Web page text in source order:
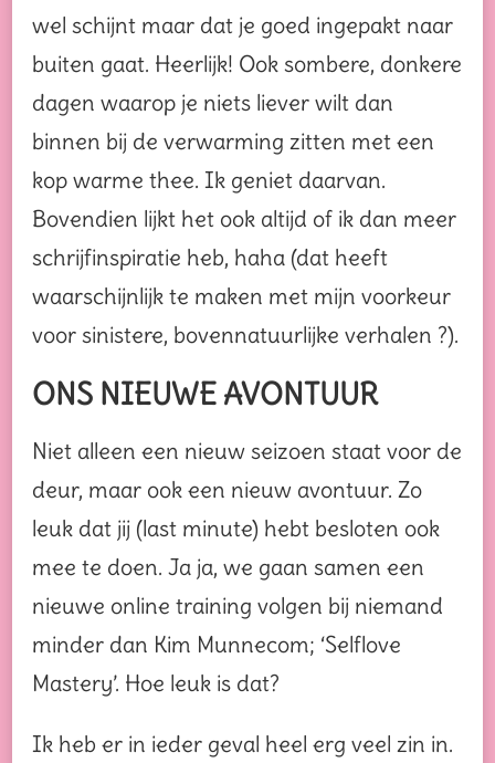
wel schijnt maar dat je goed ingepakt naar
buiten gaat. Heerlijk! Ook sombere, donkere
dagen waarop je niets liever wilt dan
binnen bij de verwarming zitten met een
kop warme thee. Ik geniet daarvan.
Bovendien lijkt het ook altijd of ik dan meer
schrijfinspiratie heb, haha (dat heeft
waarschijnlijk te maken met mijn voorkeur
voor sinistere, bovennatuurlijke verhalen ?).
ONS NIEUWE AVONTUUR
Niet alleen een nieuw seizoen staat voor de
deur, maar ook een nieuw avontuur. Zo
leuk dat jij (last minute) hebt besloten ook
mee te doen. Ja ja, we gaan samen een
nieuwe online training volgen bij niemand
minder dan Kim Munnecom; ‘Selflove
Mastery’. Hoe leuk is dat?
Ik heb er in ieder geval heel erg veel zin in.